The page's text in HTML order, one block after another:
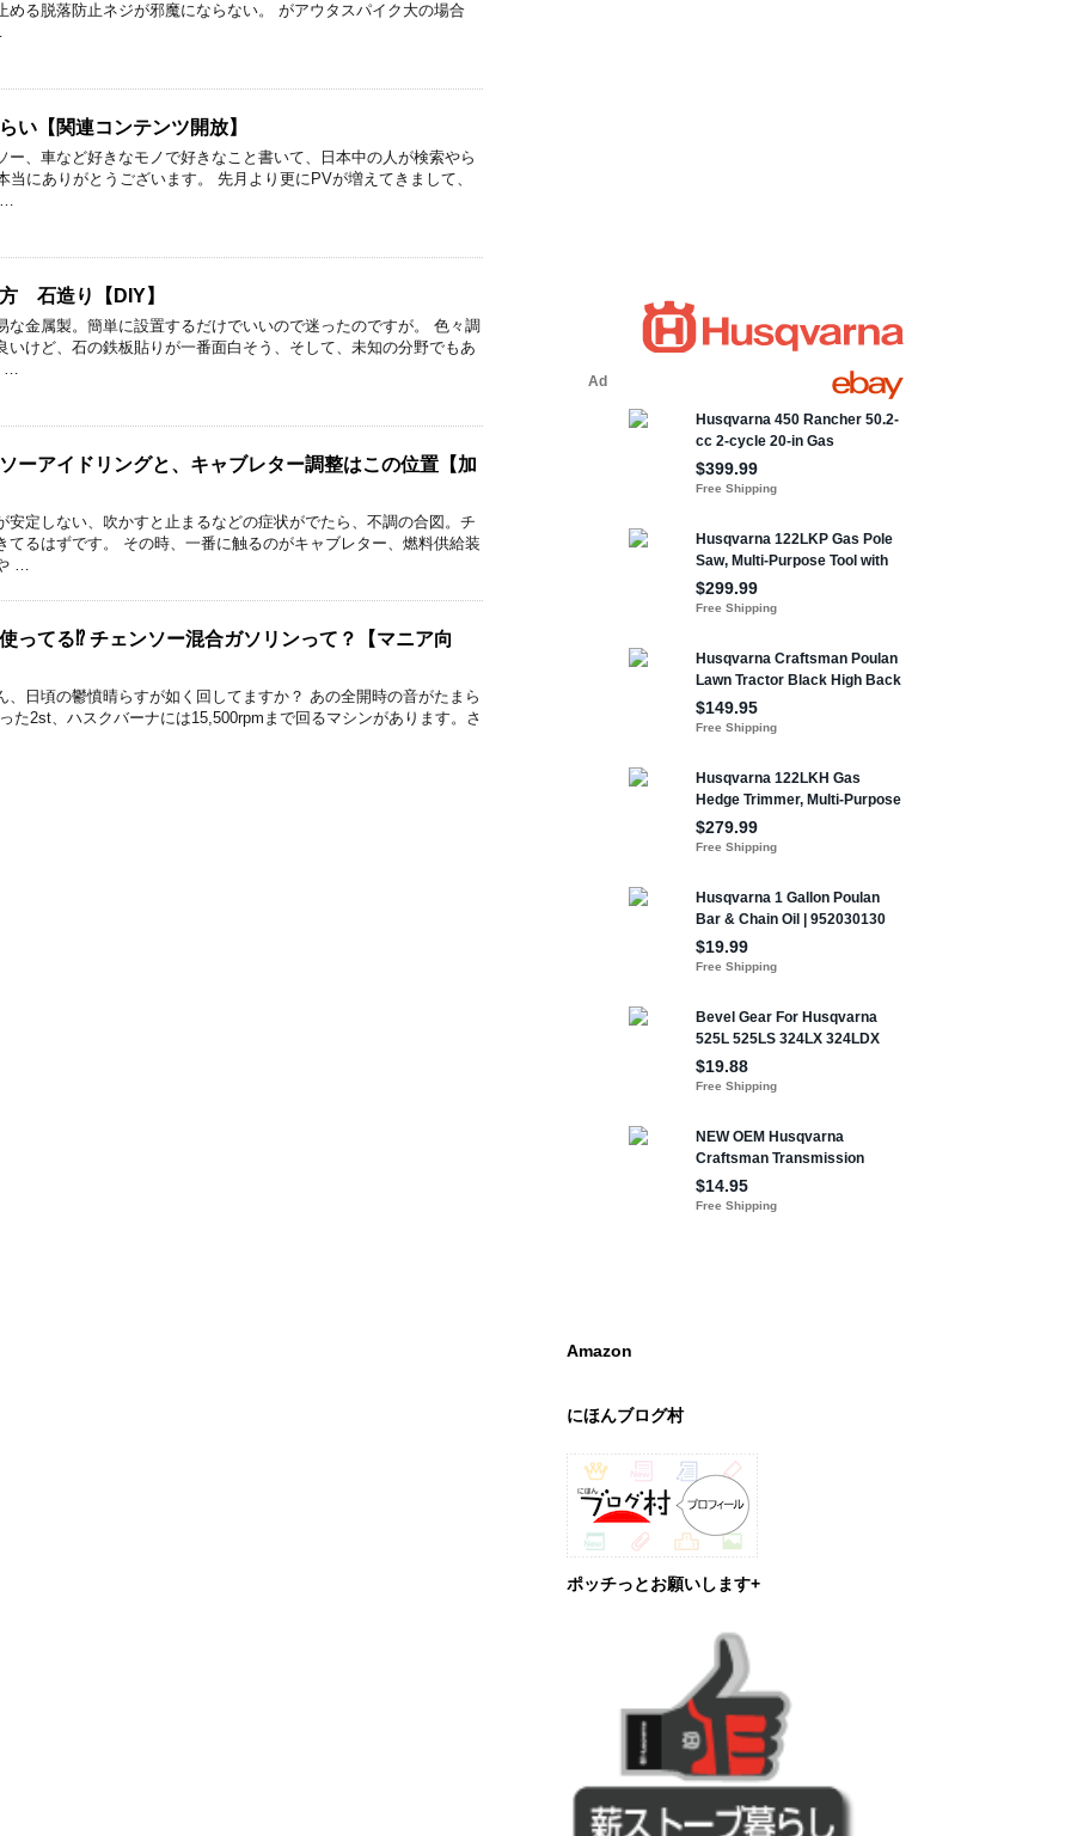
める脱落防止ネジが邪魔にならない。 がアウタスパイク大の場合
い【関連コンテンツ開放】
ー、車など好きなモノで好きなこと書いて、日本中の人が検索やら
当にありがとうございます。 先月より更にPVが増えてきまして、
…
石造り【DIY】
な金属製。簡単に設置するだけでいいので迷ったのですが。 色々調
いけど、石の鉄板貼りが一番面白そう、そして、未知の分野でもあ
…
ーアイドリングと、キャブレター調整はこの位置【加
安定しない、吹かすと止まるなどの症状がでたら、不調の合図。チ
てるはずです。 その時、一番に触るのがキャブレター、燃料供給装
…
ってる⁉ チェンソー混合ガソリンって？【マニア向
、日頃の鬱憤晴らすが如く回してますか？ あの全開時の音がたまら
た2st、ハスクバーナには15,500rpmまで回るマシンがあります。さ
Amazon
にほんブログ村
ポッチっとお願いします+